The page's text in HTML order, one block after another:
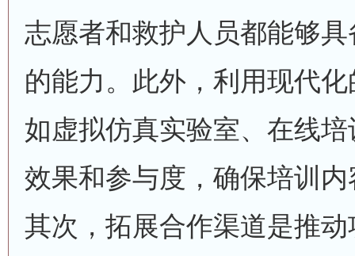
志愿者和救护人员都能够
的能力。此外，利用现代
如虚拟仿真实验室、在线
效果和参与度，确保培训
其次，拓展合作渠道是推